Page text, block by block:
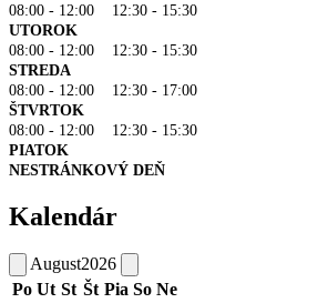
08:00 - 12:00 12:30 - 15:30
UTOROK
08:00 - 12:00 12:30 - 15:30
STREDA
08:00 - 12:00 12:30 - 17:00
ŠTVRTOK
08:00 - 12:00 12:30 - 15:30
PIATOK
NESTRÁNKOVÝ DEŇ
Kalendár
August2026
Po Ut St Št Pia So Ne